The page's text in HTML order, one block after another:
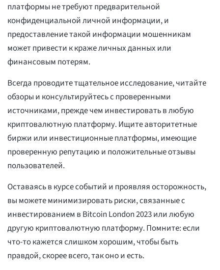
платформы не требуют предварительной
конфиденциальной личной информации, и
предоставление такой информации мошенникам
может привести к краже личных данных или
финансовым потерям.
Всегда проводите тщательное исследование, читайте
обзоры и консультируйтесь с проверенными
источниками, прежде чем инвестировать в любую
криптовалютную платформу. Ищите авторитетные
биржи или инвестиционные платформы, имеющие
проверенную репутацию и положительные отзывы
пользователей.
Оставаясь в курсе событий и проявляя осторожность,
вы можете минимизировать риски, связанные с
инвестированием в Bitcoin London 2023 или любую
другую криптовалютную платформу. Помните: если
что-то кажется слишком хорошим, чтобы быть
правдой, скорее всего, так оно и есть.